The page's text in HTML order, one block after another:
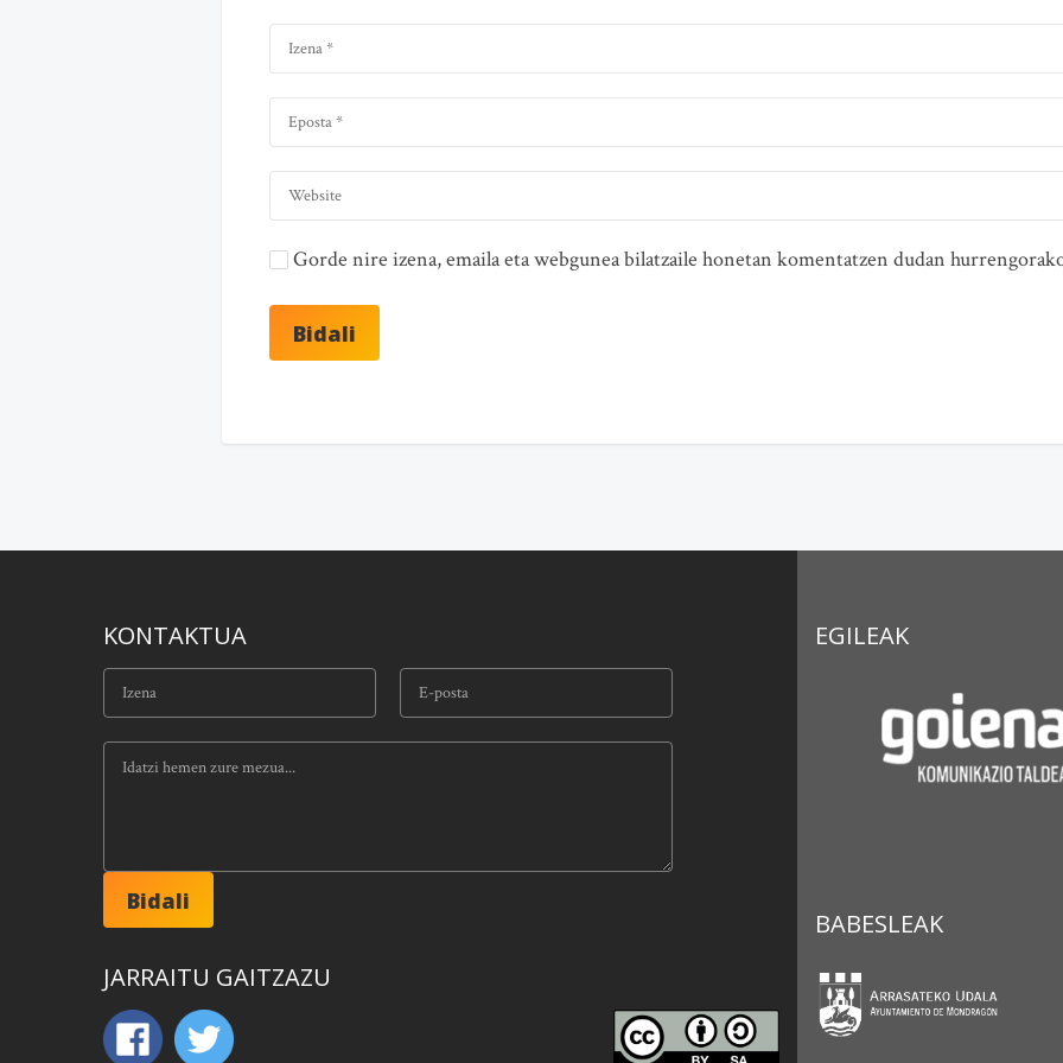
Gorde nire izena, emaila eta webgunea bilatzaile honetan komentatzen dudan
KONTAKTUA
JARRAITU GAITZAZU
EGILEAK
BABESLEAK